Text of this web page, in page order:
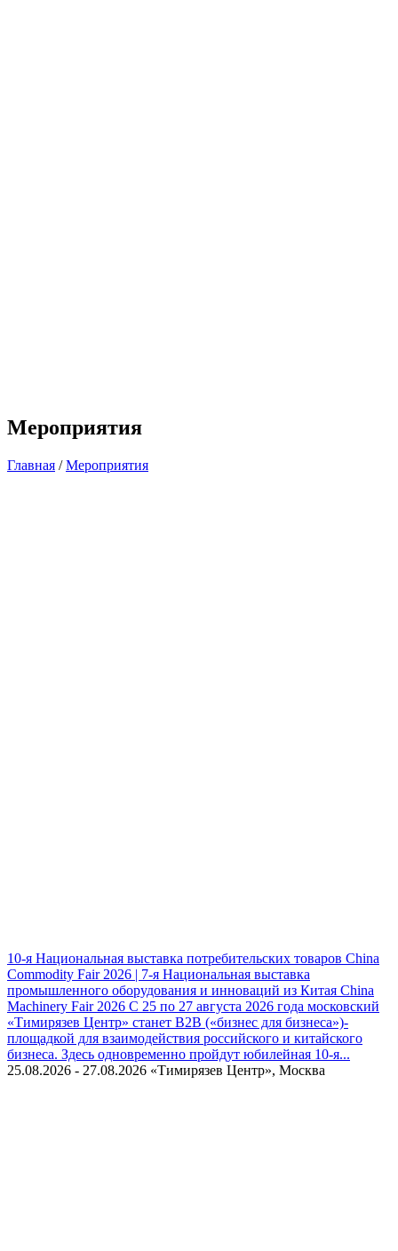
Мероприятия
Главная / Мероприятия
10-я Национальная выставка потребительских товаров China
Commodity Fair 2026 | 7-я Национальная выставка
промышленного оборудования и инноваций из Китая China
Machinery Fair 2026 С 25 по 27 августа 2026 года московский
«Тимирязев Центр» станет B2B («бизнес для бизнеса»)-
площадкой для взаимодействия российского и китайского
бизнеса. Здесь одновременно пройдут юбилейная 10-я...
25.08.2026 - 27.08.2026 «Тимирязев Центр», Москва